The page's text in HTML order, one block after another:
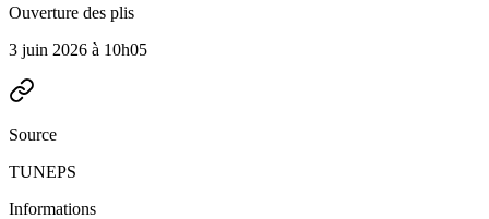
Ouverture des plis
3 juin 2026 à 10h05
Source
TUNEPS
Informations